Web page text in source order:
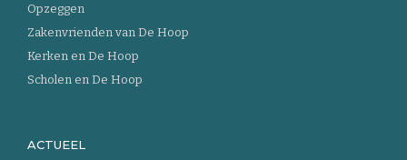
Opzeggen
Zakenvrienden van De Hoop
Kerken en De Hoop
Scholen en De Hoop
ACTUEEL